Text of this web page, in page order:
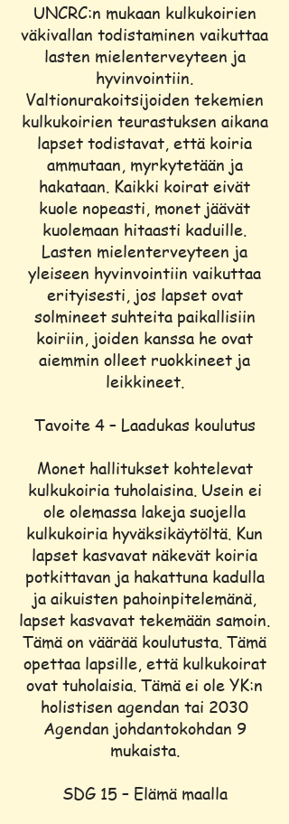
UNCRC:n mukaan kulkukoirien
väkivallan todistaminen vaikuttaa
lasten mielenterveyteen ja
hyvinvointiin.
Valtionurakoitsijoiden tekemien
kulkukoirien teurastuksen aikana
lapset todistavat, että koiria
ammutaan, myrkytetään ja
hakataan. Kaikki koirat eivät
kuole nopeasti, monet jäävät
kuolemaan hitaasti kaduille.
Lasten mielenterveyteen ja
yleiseen hyvinvointiin vaikuttaa
erityisesti, jos lapset ovat
solmineet suhteita paikallisiin
koiriin, joiden kanssa he ovat
aiemmin olleet ruokkineet ja
leikkineet.
Tavoite 4 – Laadukas koulutus
Monet hallitukset kohtelevat
kulkukoiria tuholaisina. Usein ei
ole olemassa lakeja suojella
kulkukoiria hyväksikäytöltä. Kun
lapset kasvavat näkevät koiria
potkittavan ja hakattuna kadulla
ja aikuisten pahoinpitelemänä,
lapset kasvavat tekemään samoin.
Tämä on väärää koulutusta. Tämä
opettaa lapsille, että kulkukoirat
ovat tuholaisia. Tämä ei ole YK:n
holistisen agendan tai 2030
Agendan johdantokohdan 9
mukaista.
SDG 15 – Elämä maalla